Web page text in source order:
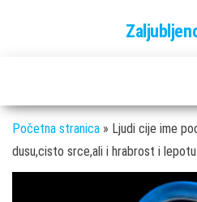
Početna stranica » Ljudi cije ime
dusu,cisto srce,ali i hrabrost i